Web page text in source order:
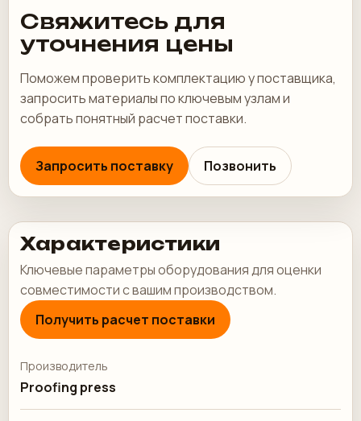
Свяжитесь для
уточнения цены
Поможем проверить комплектацию у поставщика,
запросить материалы по ключевым узлам и
собрать понятный расчет поставки.
Запросить поставку Позвонить
Характеристики
Ключевые параметры оборудования для оценки
совместимости с вашим производством.
Получить расчет поставки
Производитель
Proofing press